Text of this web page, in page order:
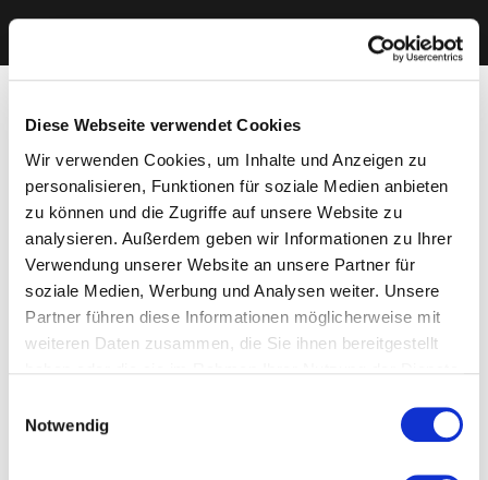
Diese Webseite verwendet Cookies
Wir verwenden Cookies, um Inhalte und Anzeigen zu
personalisieren, Funktionen für soziale Medien anbieten
zu können und die Zugriffe auf unsere Website zu
analysieren. Außerdem geben wir Informationen zu Ihrer
Verwendung unserer Website an unsere Partner für
soziale Medien, Werbung und Analysen weiter. Unsere
Partner führen diese Informationen möglicherweise mit
weiteren Daten zusammen, die Sie ihnen bereitgestellt
Cookies, wenn Sie unsere Webseite weiterhin nutzen.
Notwendig